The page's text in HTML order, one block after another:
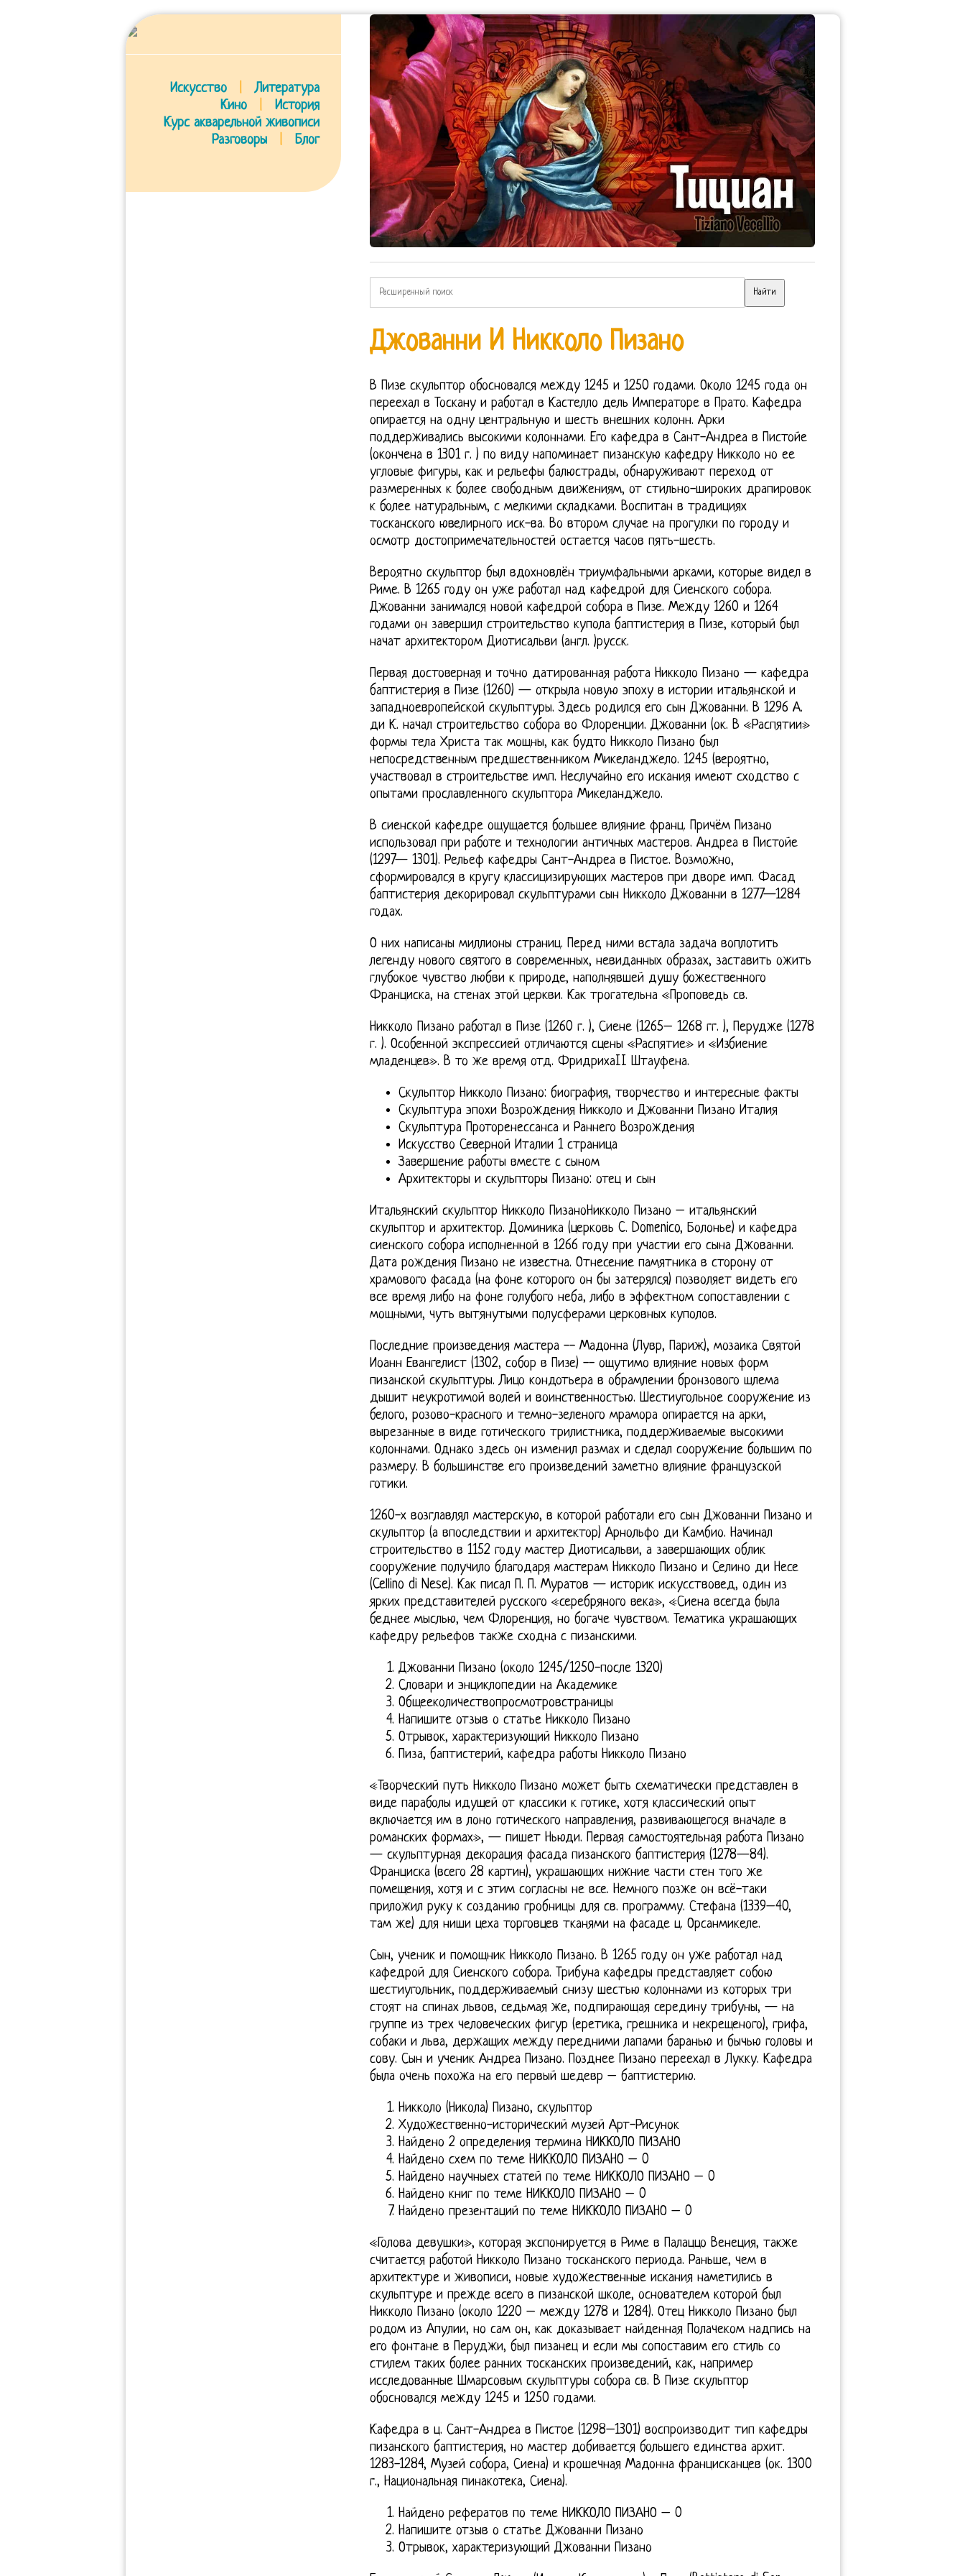
Искусство
Литература
Кино
История
Курс акварельной живописи
Разговоры
Блог
Джованни И Никколо Пизано
В Пизе скульптор обосновался между 1245 и 1250 годами. Около 1245 года он
переехал в Тоскану и работал в Кастелло дель Императоре в Прато. Кафедра
опирается на одну центральную и шесть внешних колонн. Арки
поддерживались высокими колоннами. Его кафедра в Сант-Андреа в Пистойе
(окончена в 1301 г. ) по виду напоминает пизанскую кафедру Никколо но ее
угловые фигуры, как и рельефы балюстрады, обнаруживают переход от
размеренных к более свободным движениям, от стильно-широких драпировок
к более натуральным, с мелкими складками. Воспитан в традициях
тосканского ювелирного иск-ва. Во втором случае на прогулки по городу и
осмотр достопримечательностей остается часов пять-шесть.
Вероятно скульптор был вдохновлён триумфальными арками, которые видел в
Риме. В 1265 году он уже работал над кафедрой для Сиенского собора.
Джованни занимался новой кафедрой собора в Пизе. Между 1260 и 1264
годами он завершил строительство купола баптистерия в Пизе, который был
начат архитектором Диотисальви (англ. )русск.
Первая достоверная и точно датированная работа Никколо Пизано — кафедра
баптистерия в Пизе (1260) — открыла новую эпоху в истории итальянской и
западноевропейской скульптуры. Здесь родился его сын Джованни. В 1296 А.
ди К. начал строительство собора во Флоренции. Джованни (ок. В «Распятии»
формы тела Христа так мощны, как будто Никколо Пизано был
непосредственным предшественником Микеланджело. 1245 (вероятно,
участвовал в строительстве имп. Неслучайно его искания имеют сходство с
опытами прославленного скульптора Микеланджело.
В сиенской кафедре ощущается большее влияние франц. Причём Пизано
использовал при работе и технологии античных мастеров. Андреа в Пистойе
(1297— 1301). Рельеф кафедры Сант-Андреа в Пистое. Возможно,
сформировался в кругу классицизирующих мастеров при дворе имп. Фасад
баптистерия декорировал скульптурами сын Никколо Джованни в 1277—1284
годах.
О них написаны миллионы страниц. Перед ними встала задача воплотить
легенду нового святого в современных, невиданных образах, заставить ожить
глубокое чувство любви к природе, наполнявшей душу божественного
Франциска, на стенах этой церкви. Как трогательна «Проповедь св.
Никколо Пизано работал в Пизе (1260 г. ), Сиене (1265– 1268 гг. ), Перудже (1278
г. ). Особенной экспрессией отличаются сцены «Распятие» и «Избиение
младенцев». В то же время отд. ФридрихаII Штауфена.
Скульптор Никколо Пизано: биография, творчество и интересные факты
Скульптура эпохи Возрождения Никколо и Джованни Пизано Италия
Скульптура Проторенессанса и Раннего Возрождения
Искусство Северной Италии 1 страница
Завершение работы вместе с сыном
Архитекторы и скульпторы Пизано: отец и сын
Итальянский скульптор Никколо ПизаноНикколо Пизано – итальянский
скульптор и архитектор. Доминика (церковь C. Domenico, Болонье) и кафедра
сиенского собора исполненной в 1266 году при участии его сына Джованни.
Дата рождения Пизано не известна. Отнесение памятника в сторону от
храмового фасада (на фоне которого он бы затерялся) позволяет видеть его
все время либо на фоне голубого неба, либо в эффектном сопоставлении с
мощными, чуть вытянутыми полусферами церковных куполов.
Последние произведения мастера -- Мадонна (Лувр, Париж), мозаика Святой
Иоанн Евангелист (1302, собор в Пизе) -- ощутимо влияние новых форм
пизанской скульптуры. Лицо кондотьера в обрамлении бронзового шлема
дышит неукротимой волей и воинственностью. Шестиугольное сооружение из
белого, розово-красного и темно-зеленого мрамора опирается на арки,
вырезанные в виде готического трилистника, поддерживаемые высокими
колоннами. Однако здесь он изменил размах и сделал сооружение большим по
размеру. В большинстве его произведений заметно влияние французской
готики.
1260-х возглавлял мастерскую, в которой работали его сын Джованни Пизано и
скульптор (а впоследствии и архитектор) Арнольфо ди Камбио. Начинал
строительство в 1152 году мастер Диотисальви, а завершающих облик
сооружение получило благодаря мастерам Никколо Пизано и Селино ди Несе
(Cellino di Nese). Как писал П. П. Муратов — историк искусствовед, один из
ярких представителей русского «серебряного века», «Сиена всегда была
беднее мыслью, чем Флоренция, но богаче чувством. Тематика украшающих
кафедру рельефов также сходна с пизанскими.
Джованни Пизано (около 1245/1250-после 1320)
Словари и энциклопедии на Академике
Общееколичествопросмотровстраницы
Напишите отзыв о статье Никколо Пизано
Отрывок, характеризующий Никколо Пизано
Пиза, баптистерий, кафедра работы Никколо Пизано
«Творческий путь Никколо Пизано может быть схематически представлен в
виде параболы идущей от классики к готике, хотя классический опыт
включается им в лоно готического направления, развивающегося вначале в
романских формах», — пишет Ньюди. Первая самостоятельная работа Пизано
— скульптурная декорация фасада пизанского баптистерия (1278—84).
Франциска (всего 28 картин), украшающих нижние части стен того же
помещения, хотя и с этим согласны не все. Немного позже он всё-таки
приложил руку к созданию гробницы для св. программу. Стефана (1339–40,
там же) для ниши цеха торговцев тканями на фасаде ц. Орсанмикеле.
Сын, ученик и помощник Никколо Пизано. В 1265 году он уже работал над
кафедрой для Сиенского собора. Трибуна кафедры представляет собою
шестиугольник, поддерживаемый снизу шестью колоннами из которых три
стоят на спинах львов, седьмая же, подпирающая середину трибуны, — на
группе из трех человеческих фигур (еретика, грешника и некрещеного), грифа,
собаки и льва, держащих между передними лапами баранью и бычью головы и
сову. Сын и ученик Андреа Пизано. Позднее Пизано переехал в Лукку. Кафедра
была очень похожа на его первый шедевр – баптистерию.
Никколо (Никола) Пизано, скульптор
Художественно-исторический музей Арт-Рисунок
Найдено 2 определения термина НИККОЛО ПИЗАНО
Найдено схем по теме НИККОЛО ПИЗАНО – 0
Найдено научныех статей по теме НИККОЛО ПИЗАНО – 0
Найдено книг по теме НИККОЛО ПИЗАНО – 0
Найдено презентаций по теме НИККОЛО ПИЗАНО – 0
«Голова девушки», которая экспонируется в Риме в Палаццо Венеция, также
считается работой Никколо Пизано тосканского периода. Раньше, чем в
архитектуре и живописи, новые художественные искания наметились в
скульптуре и прежде всего в пизанской школе, основателем которой был
Никколо Пизано (около 1220 – между 1278 и 1284). Отец Никколо Пизано был
родом из Апулии, но сам он, как доказывает найденная Полачеком надпись на
его фонтане в Перуджи, был пизанец и если мы сопоставим его стиль со
стилем таких более ранних тосканских произведений, как, например
исследованные Шмарсовым скульптуры собора св. В Пизе скульптор
обосновался между 1245 и 1250 годами.
Кафедра в ц. Сант-Андреа в Пистое (1298–1301) воспроизводит тип кафедры
пизанского баптистерия, но мастер добивается большего единства архит.
1283-1284, Музей собора, Сиена) и крошечная Мадонна францисканцев (ок. 1300
г., Национальная пинакотека, Сиена).
Найдено рефератов по теме НИККОЛО ПИЗАНО – 0
Напишите отзыв о статье Джованни Пизано
Отрывок, характеризующий Джованни Пизано